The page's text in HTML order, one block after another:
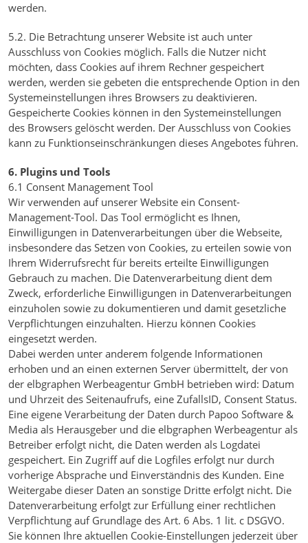
werden.
5.2. Die Betrachtung unserer Website ist auch unter
Ausschluss von Cookies möglich. Falls die Nutzer nicht
möchten, dass Cookies auf ihrem Rechner gespeichert
werden, werden sie gebeten die entsprechende Option in den
Systemeinstellungen ihres Browsers zu deaktivieren.
Gespeicherte Cookies können in den Systemeinstellungen
des Browsers gelöscht werden. Der Ausschluss von Cookies
kann zu Funktionseinschränkungen dieses Angebotes führen.
6. Plugins und Tools
6.1 Consent Management Tool
Wir verwenden auf unserer Website ein Consent-
Management-Tool. Das Tool ermöglicht es Ihnen,
Einwilligungen in Datenverarbeitungen über die Webseite,
insbesondere das Setzen von Cookies, zu erteilen sowie von
Ihrem Widerrufsrecht für bereits erteilte Einwilligungen
Gebrauch zu machen. Die Datenverarbeitung dient dem
Zweck, erforderliche Einwilligungen in Datenverarbeitungen
einzuholen sowie zu dokumentieren und damit gesetzliche
Verpflichtungen einzuhalten. Hierzu können Cookies
eingesetzt werden.
Dabei werden unter anderem folgende Informationen
erhoben und an einen externen Server übermittelt, der von
der elbgraphen Werbeagentur GmbH betrieben wird: Datum
und Uhrzeit des Seitenaufrufs, eine ZufallsID, Consent Status.
Eine eigene Verarbeitung der Daten durch Papoo Software &
Media als Herausgeber und die elbgraphen Werbeagentur als
Betreiber erfolgt nicht, die Daten werden als Logdatei
gespeichert. Ein Zugriff auf die Logfiles erfolgt nur durch
vorherige Absprache und Einverständnis des Kunden. Eine
Weitergabe dieser Daten an sonstige Dritte erfolgt nicht. Die
Datenverarbeitung erfolgt zur Erfüllung einer rechtlichen
Verpflichtung auf Grundlage des Art. 6 Abs. 1 lit. c DSGVO.
Sie können Ihre aktuellen Cookie-Einstellungen jederzeit über